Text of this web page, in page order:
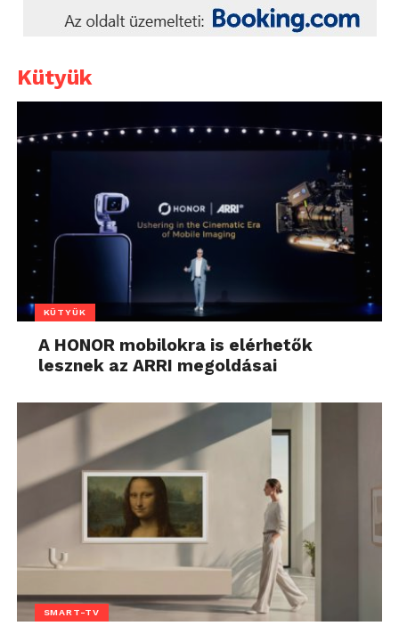
Kütyük
KÜTYÜK
A HONOR mobilokra is elérhetők
lesznek az ARRI megoldásai
SMART-TV